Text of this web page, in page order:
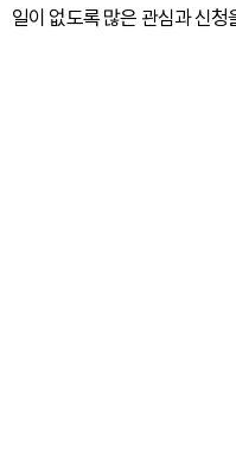
일이 없도록 많은 관심과 신청